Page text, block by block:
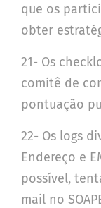
que os
obter
21- Os
comitê de
pontuação
22- Os logs
Endereço e
possível,
mail no